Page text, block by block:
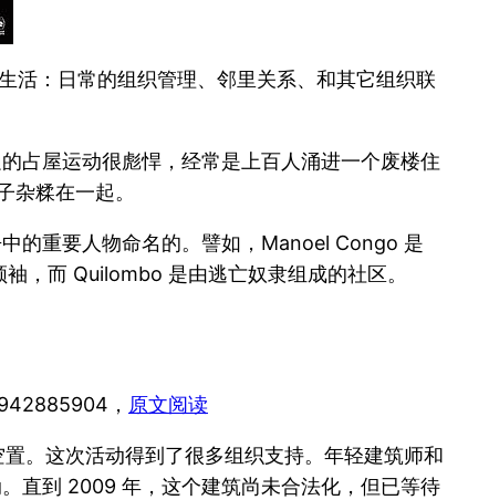
活：日常的组织管理、邻里关系、和其它组织联
占屋运动很彪悍，经常是上百人涌进一个废楼住
糅在一起。
的重要人物命名的。譬如，Manoel Congo 是
，而 Quilombo 是由逃亡奴隶组成的社区。
， 原文阅读
。这次活动得到了很多组织支持。年轻建筑师和
直到 2009 年，这个建筑尚未合法化，但已等待